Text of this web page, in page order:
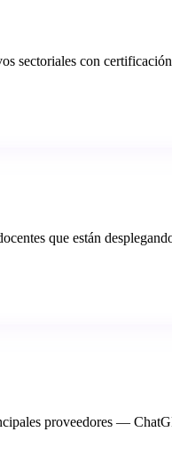
sectoriales con
que están
proveedores —